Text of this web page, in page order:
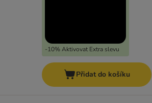
-10% Aktivovat Extra slevu
Přidat do košíku